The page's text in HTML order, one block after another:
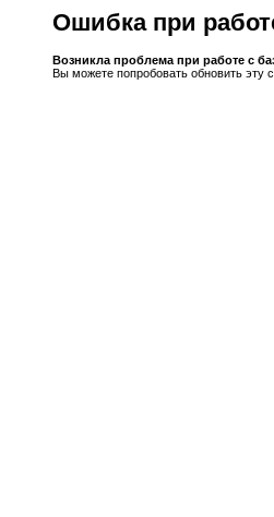
Ошибка при
Возникла проблема при работе с
Вы можете попробовать обновить эту